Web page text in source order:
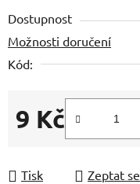
Dostupnost
Možnosti doručení
Kód:
9 Kč
Měrná cena:
Tisk Zeptat se